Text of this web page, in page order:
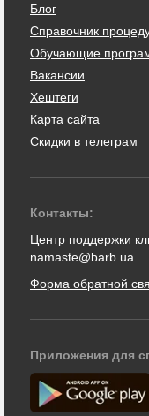
Блог
Справочник
Обучающие
Вакансии
Хештеги
Карта сайта
Скидки в телеграм
Контакты:
Центр поддержки
namaste@barb.ua
Форма обратной
Приложения для